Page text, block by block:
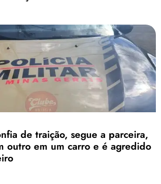
de traição, segue a parceira,
outro em um carro e é agredido